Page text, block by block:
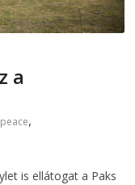
a
,
is ellátogat a Paks